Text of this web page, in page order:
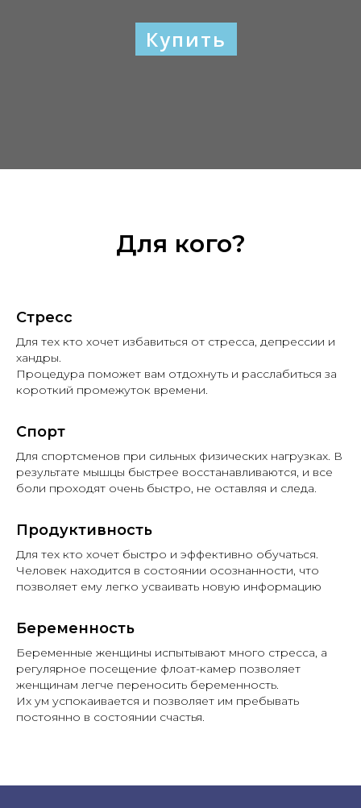
Купить
Для кого?
Стресс
Для тех кто хочет избавиться от стресса, депрессии и
хандры.
Процедура поможет вам отдохнуть и расслабиться за
короткий промежуток времени.
Спорт
Для спортсменов при сильных физических нагрузках. В
результате мышцы быстрее восстанавливаются, и все
боли проходят очень быстро, не оставляя и следа.
Продуктивность
Для тех кто хочет быстро и эффективно обучаться.
Человек находится в состоянии осознанности, что
позволяет ему легко усваивать новую информацию
Беременность
Беременные женщины испытывают много стресса, а
регулярное посещение флоат-камер позволяет
женщинам легче переносить беременность.
Их ум успокаивается и позволяет им пребывать
постоянно в состоянии счастья.